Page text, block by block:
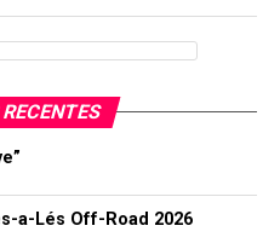
a-Lés Off-Road 2026